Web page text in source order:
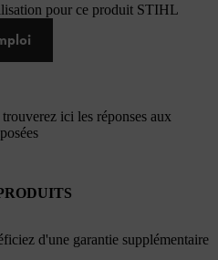
pour ce produit STIHL
ici les réponses aux
d'une garantie supplémentaire